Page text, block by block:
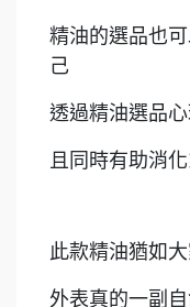
精油的選品也
己
透過精油選品
且同時有助消
此款精油猶如
外表真的一副